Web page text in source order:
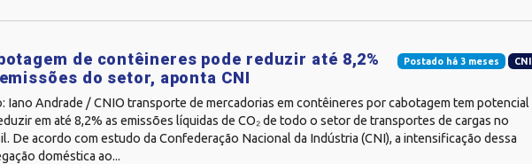
Postado há 3 meses CNI
de contêineres pode reduzir até 8,2%
do setor, aponta CNI
Iano Andrade / CNIO transporte de mercadorias em contêineres por cabotagem tem potencial
em até 8,2% as emissões líquidas de CO₂ de todo o setor de transportes de cargas no
De acordo com estudo da Confederação Nacional da Indústria (CNI), a intensificação dessa
doméstica ao...